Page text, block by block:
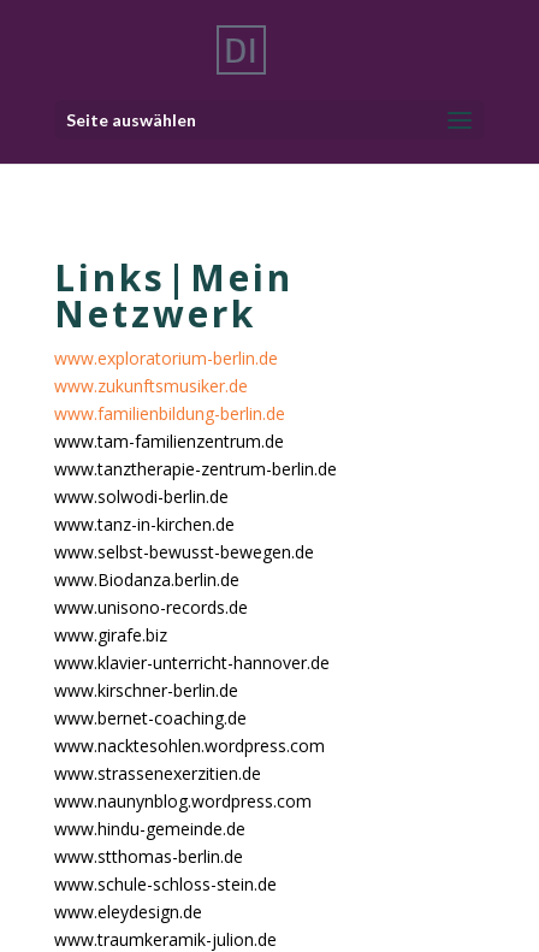
Seite auswählen
Links|Mein
Netzwerk
www.exploratorium-berlin.de
www.zukunftsmusiker.de
www.familienbildung-berlin.de
www.tam-familienzentrum.de
www.tanztherapie-zentrum-berlin.de
www.solwodi-berlin.de
www.tanz-in-kirchen.de
www.selbst-bewusst-bewegen.de
www.Biodanza.berlin.de
www.unisono-records.de
www.girafe.biz
www.klavier-unterricht-hannover.de
www.kirschner-berlin.de
www.bernet-coaching.de
www.nacktesohlen.wordpress.com
www.strassenexerzitien.de
www.naunynblog.wordpress.com
www.hindu-gemeinde.de
www.stthomas-berlin.de
www.schule-schloss-stein.de
www.eleydesign.de
www.traumkeramik-julion.de